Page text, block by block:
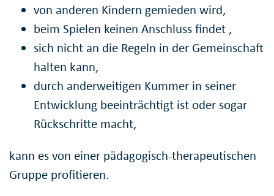
von anderen Kindern gemieden wird,
beim Spielen keinen Anschluss findet ,
sich nicht an die Regeln in der Gemeinschaft
halten kann,
durch anderweitigen Kummer in seiner
Entwicklung beeinträchtigt ist oder sogar
Rückschritte macht,
kann es von einer pädagogisch-therapeutischen
Gruppe profitieren.